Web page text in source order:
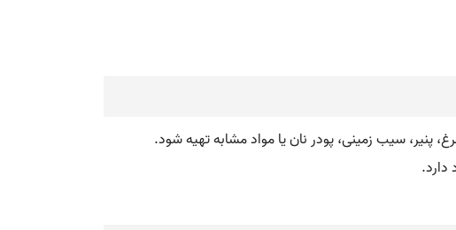
پنیر، سیب زمینی، پودر نان یا مواد مشابه تهیه شود.